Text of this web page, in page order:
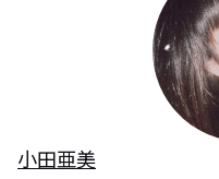
小田亜美